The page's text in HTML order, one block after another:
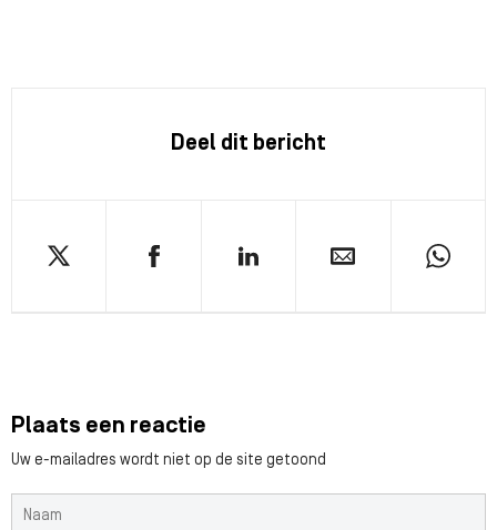
Deel dit bericht
Plaats een reactie
Uw e-mailadres wordt niet op de site getoond